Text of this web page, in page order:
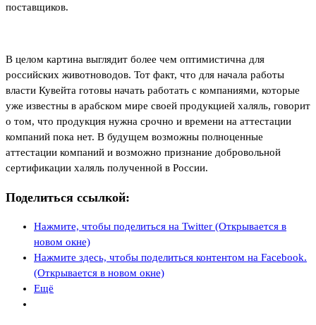
поставщиков.
В целом картина выглядит более чем оптимистична для
российских животноводов. Тот факт, что для начала работы
власти Кувейта готовы начать работать с компаниями, которые
уже известны в арабском мире своей продукцией халяль, говорит
о том, что продукция нужна срочно и времени на аттестации
компаний пока нет. В будущем возможны полноценные
аттестации компаний и возможно признание добровольной
сертификации халяль полученной в России.
Поделиться ссылкой:
Нажмите, чтобы поделиться на Twitter (Открывается в
новом окне)
Нажмите здесь, чтобы поделиться контентом на Facebook.
(Открывается в новом окне)
Ещё